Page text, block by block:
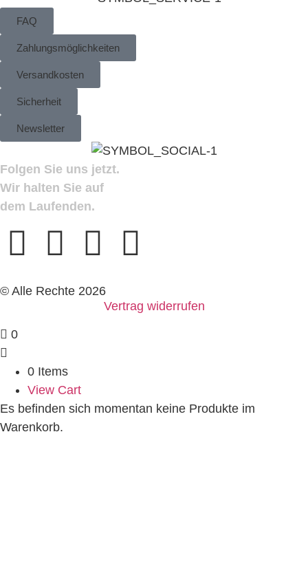
FAQ
Zahlungsmöglichkeiten
Versandkosten
Sicherheit
Newsletter
Folgen Sie uns jetzt.
Wir halten Sie auf
dem Laufenden.
© Alle Rechte 2026
Vertrag widerrufen
0
0 Items
View Cart
Es befinden sich momentan keine Produkte im
Warenkorb.